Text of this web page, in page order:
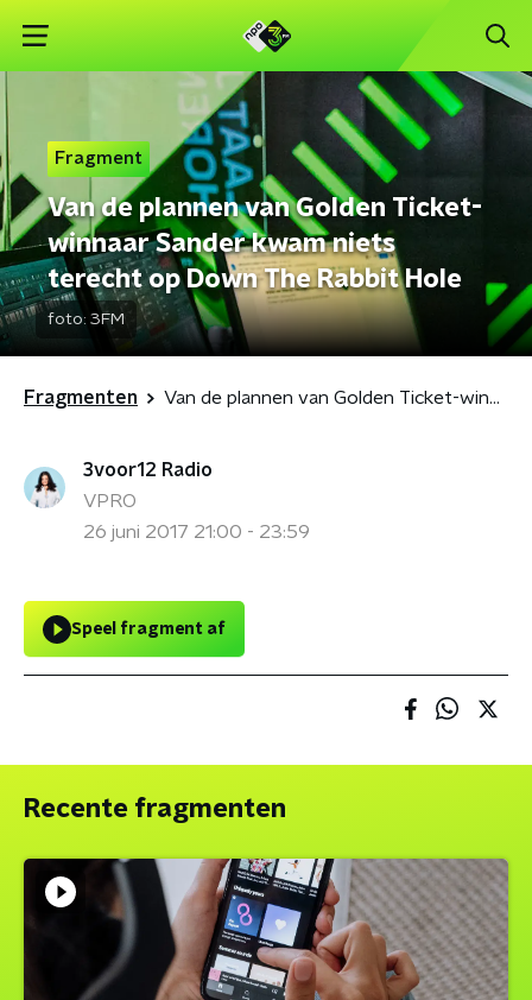
Fragment
Van de plannen van Golden Ticket-
winnaar Sander kwam niets
terecht op Down The Rabbit Hole
foto: 3FM
Fragmenten Van de plannen van Golden Ticket-winnaar Sander kwam niets terecht op Down The Rabbit Hole
3voor12 Radio
VPRO
26 juni 2017 21:00 - 23:59
Speel fragment af
Recente fragmenten